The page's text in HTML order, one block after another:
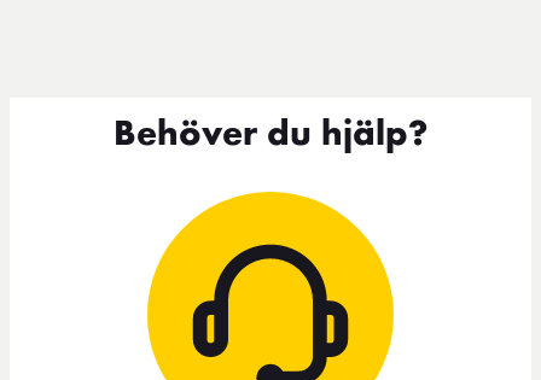
Behöver du hjälp?